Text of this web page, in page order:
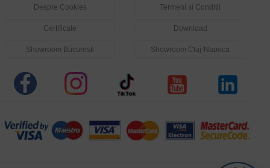
Despre Cookies Termeni si Conditii
Certificate Download
Showroom Bucuresti Showroom Cluj-Napoca